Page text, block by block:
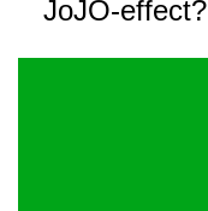
JoJO-effect?